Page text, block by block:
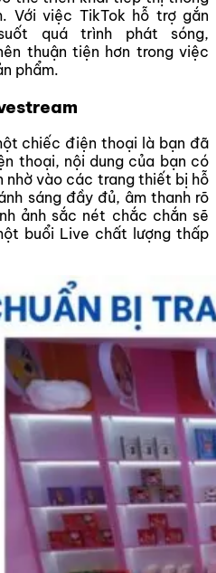
Với việc TikTok hỗ trợ gắn
quá trình phát sóng,
thuận tiện hơn trong việc
phẩm.
chiếc điện thoại là bạn đã
thoại, nội dung của bạn có
nhờ vào các trang thiết bị hỗ
sáng đầy đủ, âm thanh rõ
ảnh sắc nét chắc chắn sẽ
buổi Live chất lượng thấp